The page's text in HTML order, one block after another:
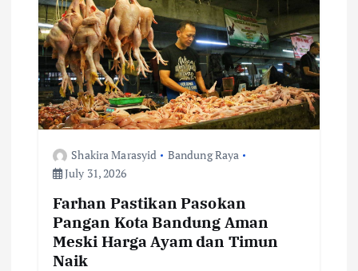
g
a
t
Shakira Marasyid
Bandung Raya
July 31, 2026
Farhan Pastikan Pasokan
Pangan Kota Bandung Aman
Meski Harga Ayam dan Timun
Naik